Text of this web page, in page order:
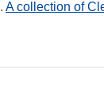
. A collection of